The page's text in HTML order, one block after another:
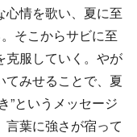
心情を歌い、夏に至
そこからサビに至
克服していく。やが
てみせることで、夏
”というメッセージ
言葉に強さが宿って